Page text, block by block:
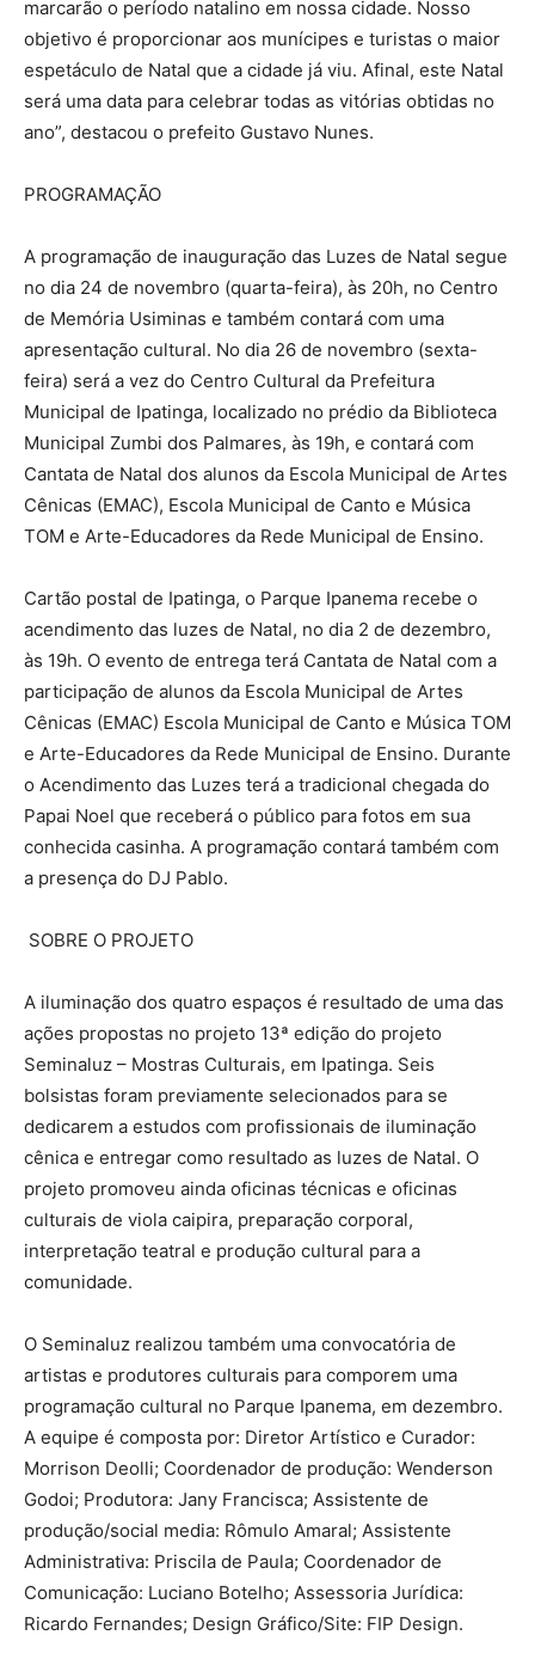
marcarão o período natalino em nossa cidade. Nosso
objetivo é proporcionar aos munícipes e turistas o maior
espetáculo de Natal que a cidade já viu. Afinal, este Natal
será uma data para celebrar todas as vitórias obtidas no
ano”, destacou o prefeito Gustavo Nunes.
PROGRAMAÇÃO
A programação de inauguração das Luzes de Natal segue
no dia 24 de novembro (quarta-feira), às 20h, no Centro
de Memória Usiminas e também contará com uma
apresentação cultural. No dia 26 de novembro (sexta-
feira) será a vez do Centro Cultural da Prefeitura
Municipal de Ipatinga, localizado no prédio da Biblioteca
Municipal Zumbi dos Palmares, às 19h, e contará com
Cantata de Natal dos alunos da Escola Municipal de Artes
Cênicas (EMAC), Escola Municipal de Canto e Música
TOM e Arte-Educadores da Rede Municipal de Ensino.
Cartão postal de Ipatinga, o Parque Ipanema recebe o
acendimento das luzes de Natal, no dia 2 de dezembro,
às 19h. O evento de entrega terá Cantata de Natal com a
participação de alunos da Escola Municipal de Artes
Cênicas (EMAC) Escola Municipal de Canto e Música TOM
e Arte-Educadores da Rede Municipal de Ensino. Durante
o Acendimento das Luzes terá a tradicional chegada do
Papai Noel que receberá o público para fotos em sua
conhecida casinha. A programação contará também com
a presença do DJ Pablo.
SOBRE O PROJETO
A iluminação dos quatro espaços é resultado de uma das
ações propostas no projeto 13ª edição do projeto
Seminaluz – Mostras Culturais, em Ipatinga. Seis
bolsistas foram previamente selecionados para se
dedicarem a estudos com profissionais de iluminação
cênica e entregar como resultado as luzes de Natal. O
projeto promoveu ainda oficinas técnicas e oficinas
culturais de viola caipira, preparação corporal,
interpretação teatral e produção cultural para a
comunidade.
O Seminaluz realizou também uma convocatória de
artistas e produtores culturais para comporem uma
programação cultural no Parque Ipanema, em dezembro.
A equipe é composta por: Diretor Artístico e Curador:
Morrison Deolli; Coordenador de produção: Wenderson
Godoi; Produtora: Jany Francisca; Assistente de
produção/social media: Rômulo Amaral; Assistente
Administrativa: Priscila de Paula; Coordenador de
Comunicação: Luciano Botelho; Assessoria Jurídica:
Ricardo Fernandes; Design Gráfico/Site: FIP Design.